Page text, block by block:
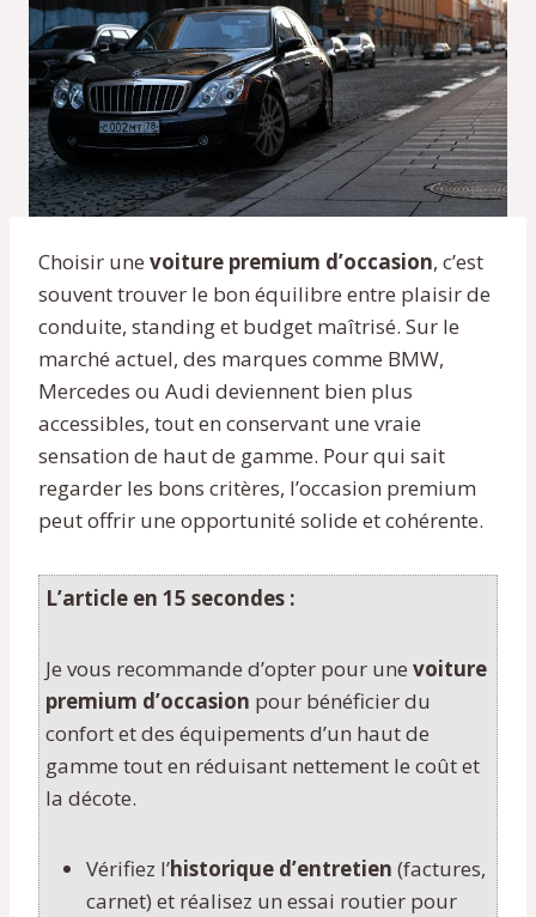
Choisir une voiture premium d’occasion, c’est
souvent trouver le bon équilibre entre plaisir de
conduite, standing et budget maîtrisé. Sur le
marché actuel, des marques comme BMW,
Mercedes ou Audi deviennent bien plus
accessibles, tout en conservant une vraie
sensation de haut de gamme. Pour qui sait
regarder les bons critères, l’occasion premium
peut offrir une opportunité solide et cohérente.
L’article en 15 secondes :
Je vous recommande d’opter pour une voiture
premium d’occasion pour bénéficier du
confort et des équipements d’un haut de
gamme tout en réduisant nettement le coût et
la décote.
Vérifiez l’historique d’entretien (factures,
carnet) et réalisez un essai routier pour